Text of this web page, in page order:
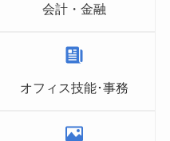
会計・金融
オフィス技能･事務